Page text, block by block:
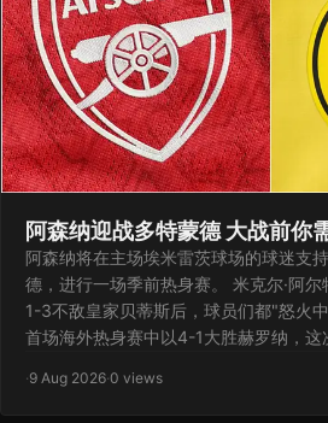
阿森纳迎战多特蒙德 大战前你
阿森纳将在主场埃米雷茨球场的球迷支
德，进行一场季前热身赛。 米克尔·阿
1-3不敌皇家贝蒂斯后，球员们都"怒火
首场海外热身赛中以4-1大胜赫罗纳，这
·9 Aug 2026·0 views